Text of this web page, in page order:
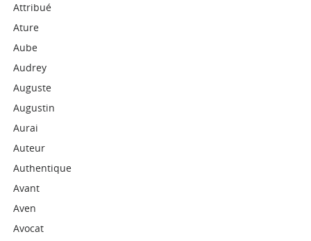
Attribué
Ature
Aube
Audrey
Auguste
Augustin
Aurai
Auteur
Authentique
Avant
Aven
Avocat